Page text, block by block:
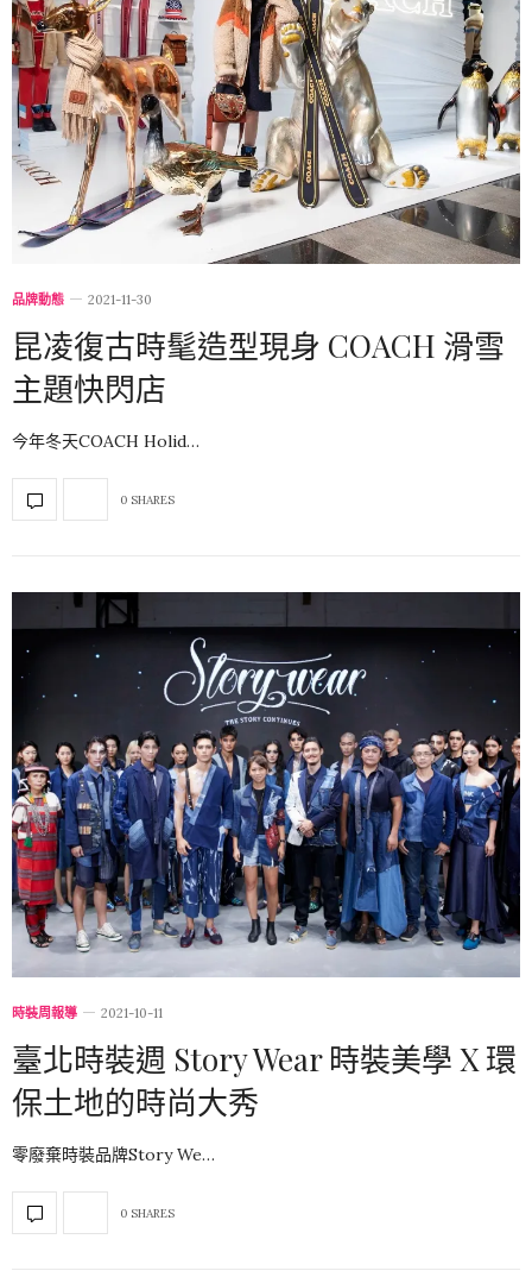
品牌動態 2021-11-30
昆凌復古時髦造型現身 COACH 滑雪
主題快閃店
今年冬天COACH Holid…
0 SHARES
時裝周報導 2021-10-11
臺北時裝週 Story Wear 時裝美學 X 環
保土地的時尚大秀
零廢棄時裝品牌Story We…
0 SHARES